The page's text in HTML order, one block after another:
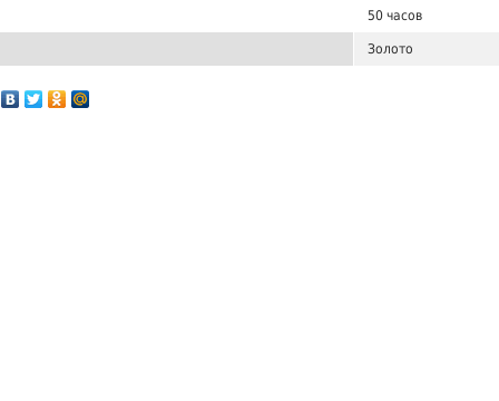
50 часов
Золото